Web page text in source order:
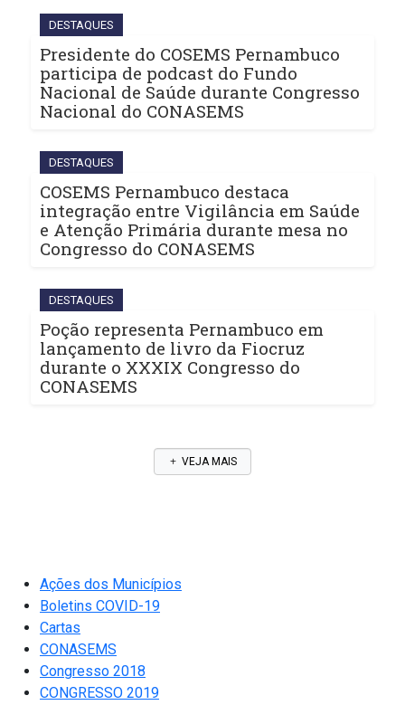
DESTAQUES
Presidente do COSEMS Pernambuco
participa de podcast do Fundo
Nacional de Saúde durante Congresso
Nacional do CONASEMS
DESTAQUES
COSEMS Pernambuco destaca
integração entre Vigilância em Saúde
e Atenção Primária durante mesa no
Congresso do CONASEMS
DESTAQUES
Poção representa Pernambuco em
lançamento de livro da Fiocruz
durante o XXXIX Congresso do
CONASEMS
VEJA MAIS
Ações dos Municípios
Boletins COVID-19
Cartas
CONASEMS
Congresso 2018
CONGRESSO 2019